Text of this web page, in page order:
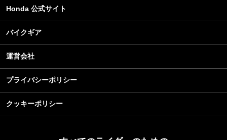
Honda 公式サイト
バイクギア
運営会社
プライバシーポリシー
クッキーポリシー